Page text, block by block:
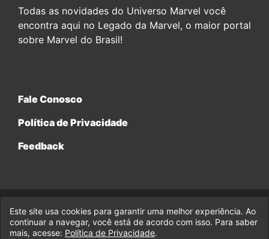
Todas as novidades do Universo Marvel você
encontra aqui no Legado da Marvel, o maior portal
sobre Marvel do Brasil!
Fale Conosco
Política de Privacidade
Feedback
© 2017-2026 Legado da Marvel, uma empresa da Legado
Enterprises.
Este site usa cookies para garantir uma melhor experiência. Ao
continuar a navegar, você está de acordo com isso. Para saber
mais, acesse: Política de Privacidade.